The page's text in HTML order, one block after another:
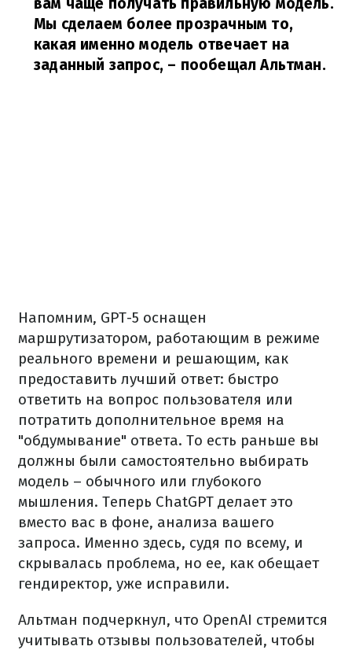
Мы сделаем более прозрачным то,
какая именно модель отвечает на
заданный запрос, – пообещал Альтман.
Напомним, GPT-5 оснащен
маршрутизатором, работающим в режиме
реального времени и решающим, как
предоставить лучший ответ: быстро
ответить на вопрос пользователя или
потратить дополнительное время на
"обдумывание" ответа. То есть раньше вы
должны были самостоятельно выбирать
модель – обычного или глубокого
мышления. Теперь ChatGPT делает это
вместо вас в фоне, анализа вашего
запроса. Именно здесь, судя по всему, и
скрывалась проблема, но ее, как обещает
гендиректор, уже исправили.
Альтман подчеркнул, что OpenAI стремится
учитывать отзывы пользователей, чтобы